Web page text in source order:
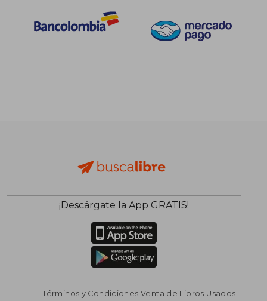
45%
¡Descárgate la App GRATIS!
Términos y Condiciones Venta de Libros Usados